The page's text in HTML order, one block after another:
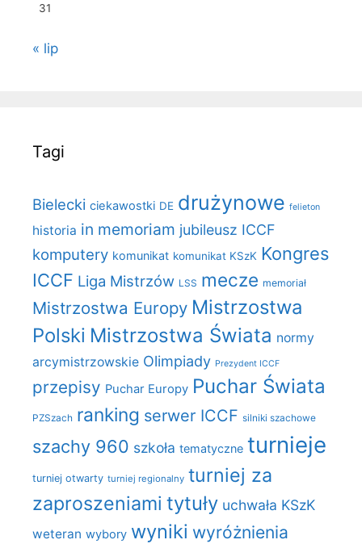
31
« lip
Tagi
Bielecki ciekawostki DE drużynowe felieton
historia in memoriam jubileusz ICCF
komputery komunikat komunikat KSzK Kongres
ICCF Liga Mistrzów LSS mecze memoriał
Mistrzostwa Europy Mistrzostwa
Polski Mistrzostwa Świata normy
arcymistrzowskie Olimpiady Prezydent ICCF
przepisy Puchar Europy Puchar Świata
PZSzach ranking serwer ICCF silniki szachowe
szachy 960 szkoła tematyczne turnieje
turniej otwarty turniej regionalny turniej za
zaproszeniami tytuły uchwała KSzK
weteran wybory wyniki wyróżnienia